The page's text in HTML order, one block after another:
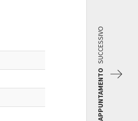
APPUNTAMENTO
SUCCESSIVO